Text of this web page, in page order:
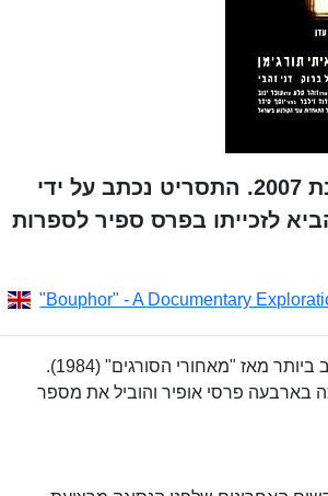
בופור הוא סרט קולנוע ישראלי בבימויו של יוסף סידר משנת 2007. התסריט נכתב על ידי
לזכייתו בפרס ספיר לספרות
"Bouphor" - A Documentary
"בופור" הוא הסרט הישראלי הראשון שהיה מועמד לפרס אוסקר לסרט הזר הטוב ביותר מאז "מאחורי הסורגים" (1984).
בארבעה פרסי אופיר והוביל את מספר